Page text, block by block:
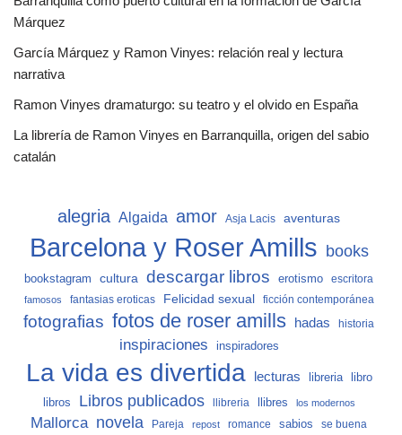
Márquez
García Márquez y Ramon Vinyes: relación real y lectura
narrativa
Ramon Vinyes dramaturgo: su teatro y el olvido en España
La librería de Ramon Vinyes en Barranquilla, origen del sabio
catalán
alegria Algaida amor Asja Lacis aventuras
Barcelona y Roser Amills books
bookstagram cultura descargar libros erotismo escritora
famosos fantasias eroticas Felicidad sexual ficción contemporánea
fotografias fotos de roser amills hadas historia
inspiraciones inspiradores
La vida es divertida lecturas libreria
libro
libros
Libros publicados llibreria llibres los modernos
Mallorca novela Pareja repost romance sabios se buena